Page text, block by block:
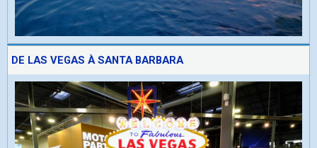
DE LAS VEGAS À SANTA BARBARA